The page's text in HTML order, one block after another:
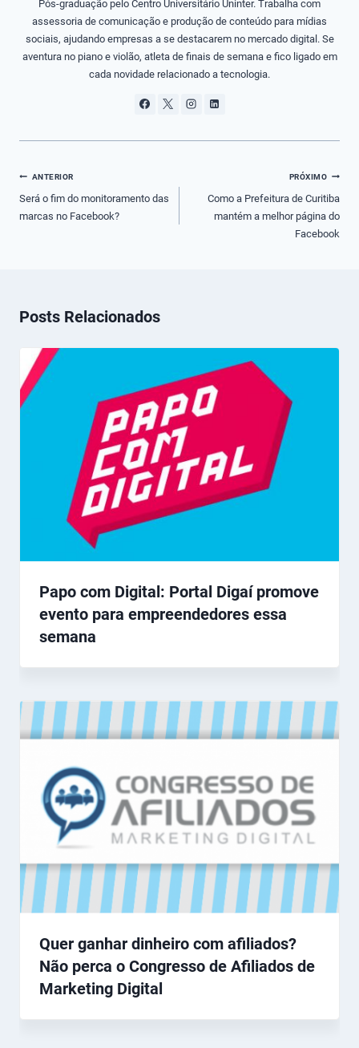
Pós-graduação pelo Centro Universitário Uninter. Trabalha com
assessoria de comunicação e produção de conteúdo para mídias
sociais, ajudando empresas a se destacarem no mercado digital. Se
aventura no piano e violão, atleta de finais de semana e fico ligado em
cada novidade relacionado a tecnologia.
Navegação
de
Post
ANTERIOR
Será o fim do monitoramento das
marcas no Facebook?
PRÓXIMO
Como a Prefeitura de Curitiba
mantém a melhor página do
Facebook
Posts Relacionados
Papo com Digital: Portal Digaí promove
evento para empreendedores essa
semana
Quer ganhar dinheiro com afiliados?
Não perca o Congresso de Afiliados de
Marketing Digital